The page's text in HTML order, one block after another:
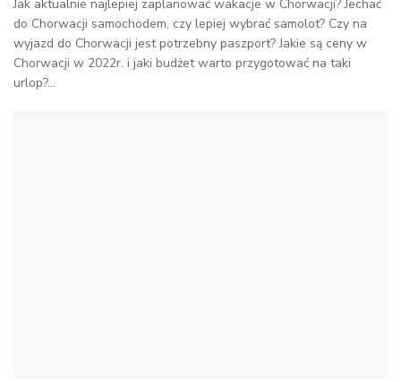
Jak aktualnie najlepiej zaplanować wakacje w Chorwacji? Jechać
do Chorwacji samochodem, czy lepiej wybrać samolot? Czy na
wyjazd do Chorwacji jest potrzebny paszport? Jakie są ceny w
Chorwacji w 2022r. i jaki budżet warto przygotować na taki
urlop?...